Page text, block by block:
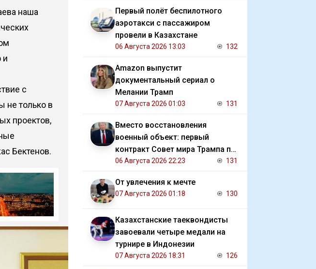
наша
и
с
не только в
проектов,
Бектенов.
Первый полёт беспилотного
аэротакси с пассажиром
провели в Казахстане
06 Августа 2026 13:03 132
Amazon выпустит
документальный сериал о
Мелании Трамп
07 Августа 2026 01:03 131
Вместо восстановления
военный объект: первый
контракт Совет мира Трампа по
Газе
06 Августа 2026 22:23 131
От увлечения к мечте
07 Августа 2026 01:18 130
Казахстанские таеквондисты
завоевали четыре медали на
турнире в Индонезии
07 Августа 2026 18:31 126